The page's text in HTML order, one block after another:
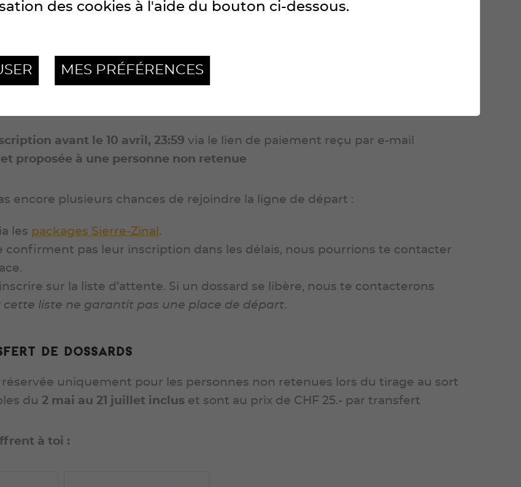
chronométreur
le 3 avril dans l’après-midi
avant le 10 avril, 23:59 via le lien de paiement reçu par e-mail
proposée à une personne non retenue
encore plusieurs chances de rejoindre la ligne de départ :
les packages Sierre-Zinal .
confirment pas leur inscription dans les délais, nous pourrions te contacter
sur la liste d’attente. Si un dossard se libère, nous te contacterons
cette liste ne garantit pas une place de départ.
de dossards
uniquement pour les personnes non retenues lors du tirage au sort
du 2 mai au 21 juillet inclus et sont au prix de CHF 25.- par transfert
à toi :
des cookies à l'aide du bouton ci-dessous.
MES PRÉFÉRENCES